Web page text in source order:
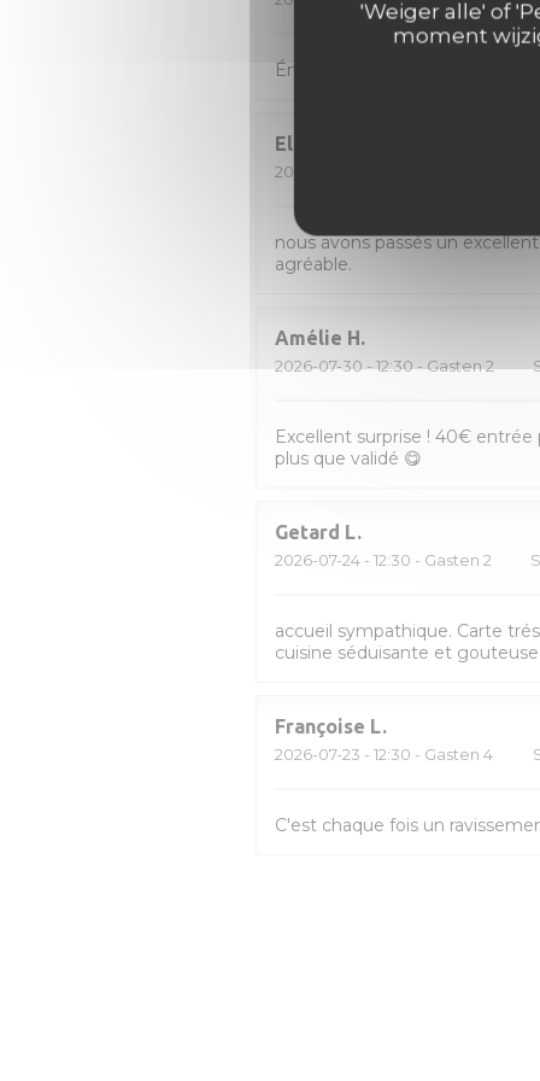
'Weiger alle' of
moment
Énormément de choix et donc
Elisabeth
2026-08-01
nous avons passés un
agréable.
Amélie H
2026-07-30- 12:30 - Gasten 2
Excellent surprise ! 40€
plus que validé 😋
Getard L
2026-07-24 - 12:30 - Gasten 2
accueil sympathique. Carte
cuisine séduisante et
Françoise L
2026-07-23 - 12:30 - Gasten 4
C'est chaque fois un